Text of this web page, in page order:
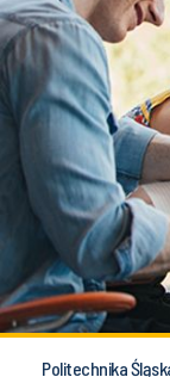
Politechnika